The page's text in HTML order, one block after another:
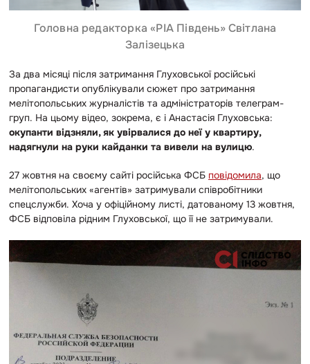
Головна редакторка «РІА Південь» Світлана
Залізецька
За два місяці після затримання Глуховської російські
пропагандисти опублікували сюжет про затримання
мелітопольських журналістів та адміністраторів телеграм-
груп. На цьому відео, зокрема, є і Анастасія Глуховська:
окупанти відзняли, як увірвалися до неї у квартиру,
надягнули на руки кайданки та вивели на вулицю.
27 жовтня на своєму сайті російська ФСБ повідомила, що
мелітопольських «агентів» затримували співробітники
спецслужби. Хоча у офіційному листі, датованому 13 жовтня,
ФСБ відповіла рідним Глуховської, що її не затримували.